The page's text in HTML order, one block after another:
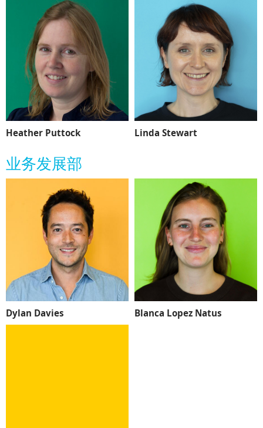
Heather Puttock Linda Stewart
业务发展部
Dylan Davies Blanca Lopez Natus